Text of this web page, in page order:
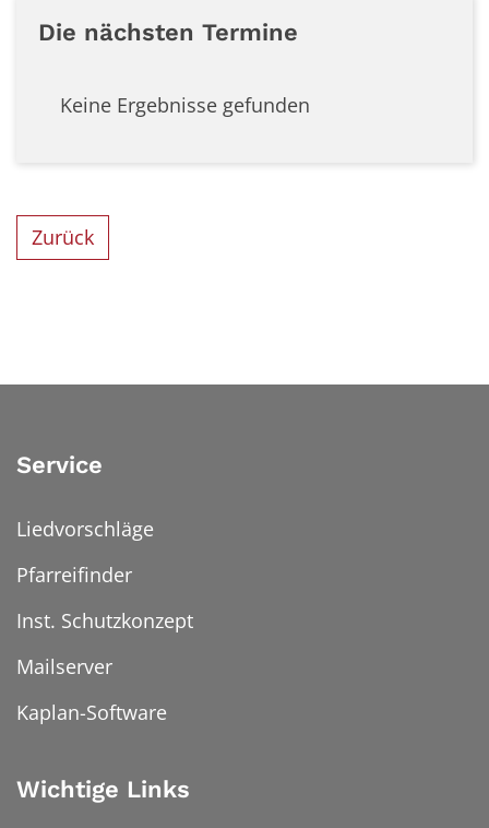
Die nächsten Termine
Keine Ergebnisse gefunden
Zurück
Service
Liedvorschläge
Pfarreifinder
Inst. Schutzkonzept
Mailserver
Kaplan-Software
Wichtige Links